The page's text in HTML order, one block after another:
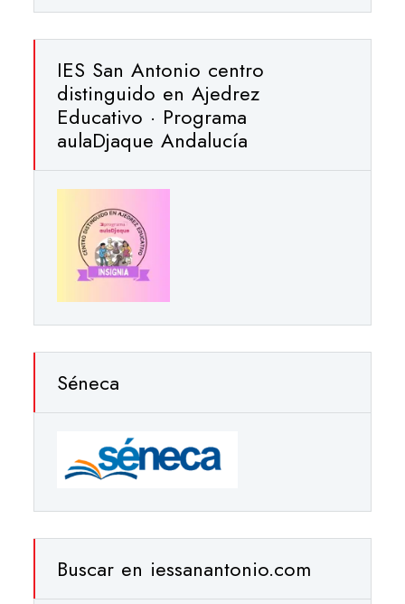
IES San Antonio centro
distinguido en Ajedrez
Educativo · Programa
aulaDjaque Andalucía
Séneca
Buscar en iessanantonio.com